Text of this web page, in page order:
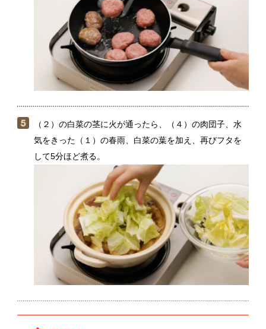
肉団子を焼いてから加えることで、煮込んでも旨味が
抜けにくく、鍋のおいしさがアップします。
関連動画